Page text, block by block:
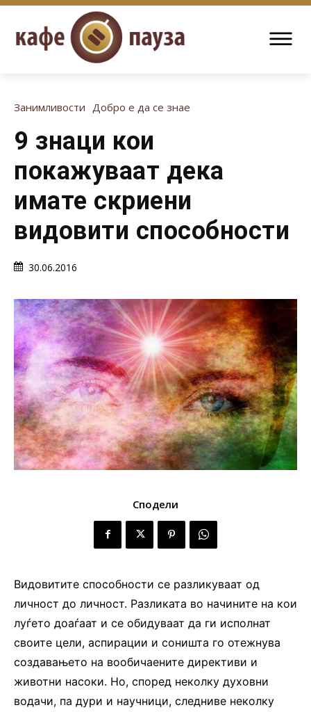
Занимливости Добро е да се знае
9 знаци кои
покажуваат дека
имате скриени
видовити способности
30.06.2016
Сподели
Видовитите способности се разликуваат од
личност до личност. Разликата во начините на кои
луѓето доаѓаат и се обидуваат да ги исполнат
своите цели, аспирации и соништа го отежнува
создавањето на вообичаените директиви и
животни насоки. Но, според неколку духовни
водачи, па дури и научници, следниве неколку